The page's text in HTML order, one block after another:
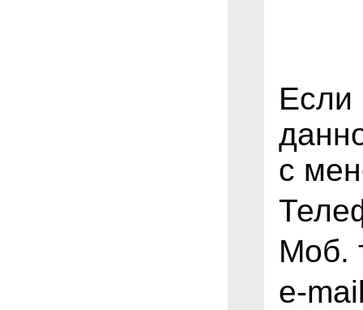
Если
с
Моб.
e-